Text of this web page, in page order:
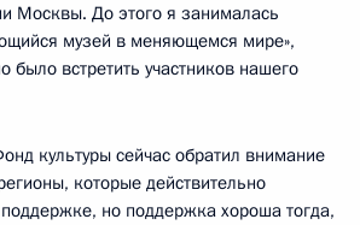
Москвы. До этого я занималась
музей в меняющемся мире»,
было встретить участников нашего
культуры сейчас обратил внимание
которые действительно
но поддержка хороша тогда,